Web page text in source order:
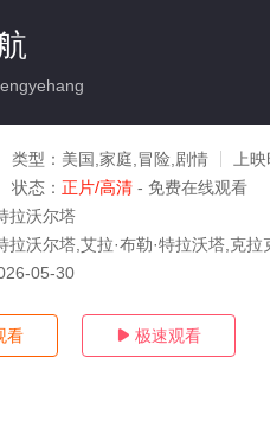
类型： 美国,家庭,冒险,剧情 上
状态： 正片/高清 - 免费在线观看
拉沃尔塔
拉沃尔塔,艾拉·布勒·特拉沃塔,克
05-30
看  极速观看